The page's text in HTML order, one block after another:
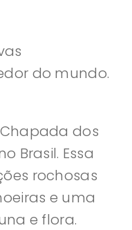
do mundo.
dos
Brasil. Essa
rochosas
e uma
e flora.